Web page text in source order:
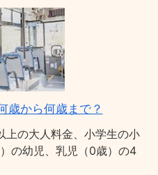
歳から何歳まで？
上の大人料金、小学生の小
の幼児、乳児（0歳）の4